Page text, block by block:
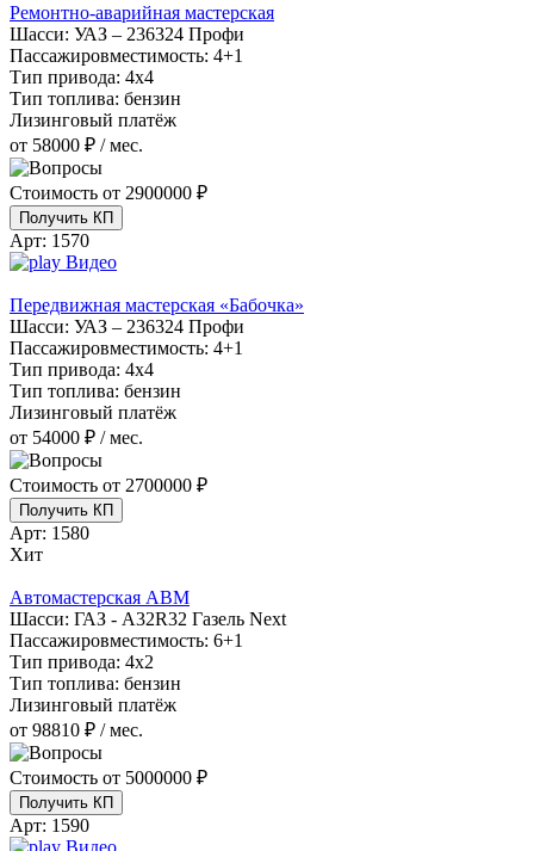
Ремонтно-аварийная мастерская
Шасси: УАЗ – 236324 Профи
Пассажировместимость: 4+1
Тип привода: 4х4
Тип топлива: бензин
Лизинговый платёж
от 58000 ₽ / мес.
Стоимость от 2900000 ₽
Получить КП
Арт: 1570
Видео
Передвижная мастерская «Бабочка»
Шасси: УАЗ – 236324 Профи
Пассажировместимость: 4+1
Тип привода: 4х4
Тип топлива: бензин
Лизинговый платёж
от 54000 ₽ / мес.
Стоимость от 2700000 ₽
Получить КП
Арт: 1580
Хит
Автомастерская АВМ
Шасси: ГАЗ - А32R32 Газель Next
Пассажировместимость: 6+1
Тип привода: 4х2
Тип топлива: бензин
Лизинговый платёж
от 98810 ₽ / мес.
Стоимость от 5000000 ₽
Получить КП
Арт: 1590
Видео